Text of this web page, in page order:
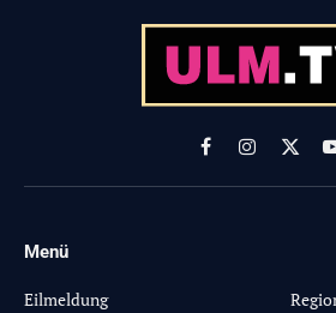
FacebookInstagram
X
Menü
Eilmeldung